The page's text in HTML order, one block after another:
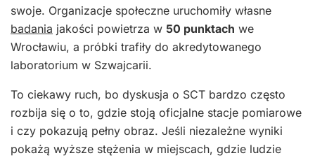
swoje. Organizacje społeczne uruchomiły własne
badania jakości powietrza w 50 punktach we
Wrocławiu, a próbki trafiły do akredytowanego
laboratorium w Szwajcarii.
To ciekawy ruch, bo dyskusja o SCT bardzo często
rozbija się o to, gdzie stoją oficjalne stacje pomiarowe
i czy pokazują pełny obraz. Jeśli niezależne wyniki
pokażą wyższe stężenia w miejscach, gdzie ludzie